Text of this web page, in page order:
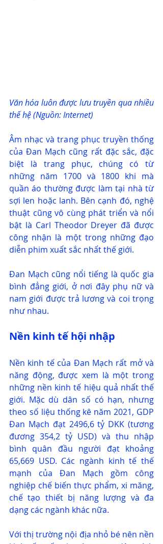
Văn hóa luôn được lưu truyền qua nhiều
thế hệ (Nguồn: Internet)
Âm nhạc và trang phục truyền thống
của Đan Mạch cũng rất đặc sắc, đặc
biệt là trang phục, chúng có từ
những năm 1700 và 1800 khi mà
quần áo thường được làm tại nhà từ
sợi len hoặc lanh. Bên cạnh đó, nghệ
thuật cũng vô cùng phát triển và nổi
bật là Carl Theodor Dreyer đã được
công nhận là một trong những đạo
diễn phim xuất sắc nhất thế giới.
Đan Mạch cũng nổi tiếng là quốc gia
bình đẳng giới, ở nơi đây phụ nữ và
nam giới được trả lương và coi trọng
như nhau.
Nền kinh tế hội nhập
Nền kinh tế của Đan Mạch rất mở và
năng động, được xem là một trong
những nền kinh tế hiệu quả nhất thế
giới. Mặc dù dân số có hạn, nhưng
theo số liệu thống kê năm 2021, GDP
Đan Mạch đạt 2496,6 tỷ DKK (tương
đương 354,2 tỷ USD) và thu nhập
bình quân đầu người đạt khoảng
65,669 USD. Các ngành kinh tế thế
mạnh của Đan Mạch gồm công
nghiệp chế biến thực phẩm, xi măng,
chế tạo thiết bị năng lượng và đa
dạng các ngành khác nữa.
Với thị trường nội địa nhỏ bé nên nền